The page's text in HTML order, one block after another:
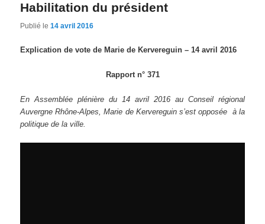
Habilitation du président
Publié le14 avril 2016
Explication de vote de Marie de Kervereguin – 14 avril 2016
Rapport n° 371
En Assemblée plénière du 14 avril 2016 au Conseil régional
Auvergne Rhône-Alpes, Marie de Kervereguin s’est opposée à la
politique de la ville.